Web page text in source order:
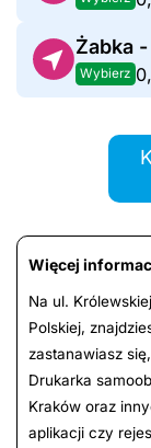
Wybierz
Więcej
Na ul.
Polskiej,
zastanawiasz
Drukarka
Kraków oraz
aplikacji czy